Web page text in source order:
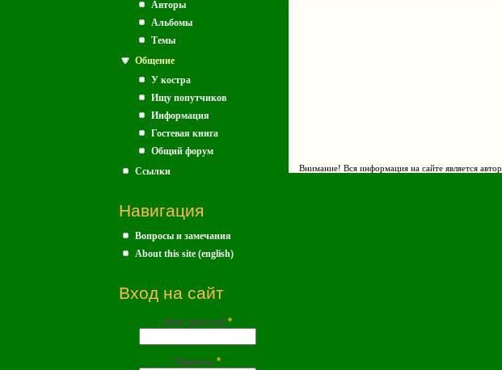
Авторы
Альбомы
Темы
Общение
У костра
Ищу попутчиков
Информация
Гостевая книга
Общий форум
Ссылки
Навигация
Вопросы и замечания
About this site (english)
Вход на сайт
Имя (почта) *
Пароль *
Внимание! Вся информация на сайте является